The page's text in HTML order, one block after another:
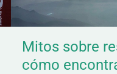
Mitos sobre
cómo